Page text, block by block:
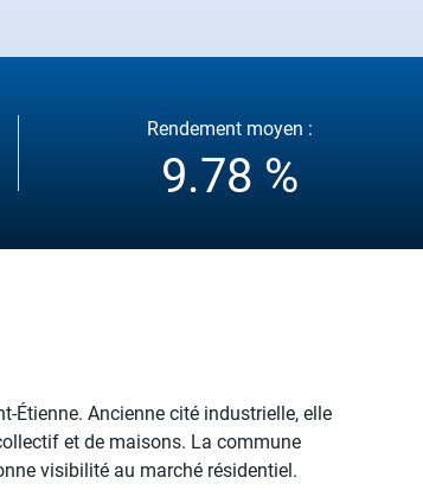
Rendement moyen :
9.78 %
Étienne. Ancienne cité industrielle, elle
et de maisons. La commune
visibilité au marché résidentiel.